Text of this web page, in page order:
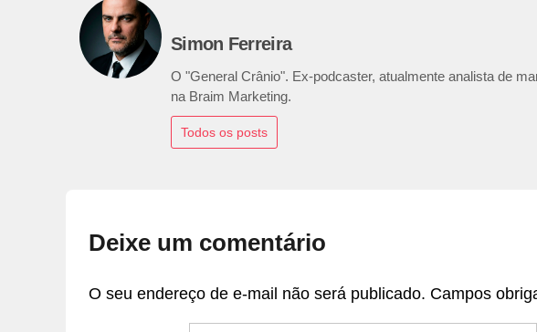
Simon Ferreira
O "General Crânio". Ex-podcaster, atualmente analista de
na Braim Marketing.
Todos os posts
Deixe um comentário
O seu endereço de e-mail não será publicado. Campos